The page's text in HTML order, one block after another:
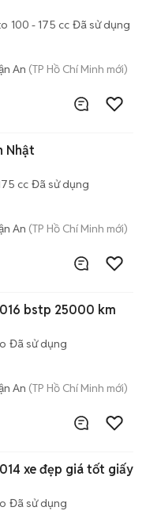
100 - 175 cc Đã sử dụng
An (TP Hồ Chí Minh mới)
Nhật
cc Đã sử dụng
An (TP Hồ Chí Minh mới)
bstp 25000 km
Đã sử dụng
An (TP Hồ Chí Minh mới)
xe đẹp giá tốt giấy
Đã sử dụng